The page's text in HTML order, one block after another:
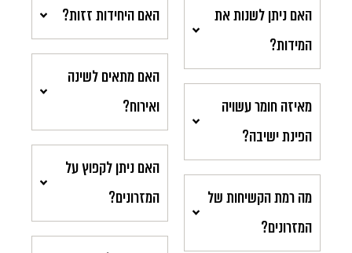
האם ניתן לשנות את
המידות?
מאיזה חומר עשויה
הפינת ישיבה?
מה רמת הקשיחות של
המזרונים?
האם היחידות זזות?
האם מתאים לשינה
ואירוח?
האם ניתן לקפוץ על
המזרונים?